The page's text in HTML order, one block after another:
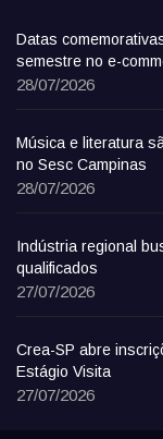
Datas
semestre no e-
28/07/2026
Música e literatura
no Sesc Campinas
28/07/2026
Indústria regional
qualificados
27/07/2026
Crea-SP abre
Estágio Visita
27/07/2026